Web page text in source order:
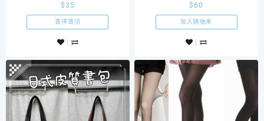
$35
選擇選項
60ccm白色裙撐
$60
加入購物車